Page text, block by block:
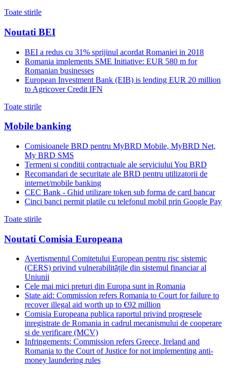
Toate stirile
Noutati BEI
BEI a redus cu 31% sprijinul acordat Romaniei in 2018
Romania implements SME Initiative: EUR 580 m for
Romanian businesses
European Investment Bank (EIB) is lending EUR 20 million
to Agricover Credit IFN
Toate stirile
Mobile banking
Comisioanele BRD pentru MyBRD Mobile, MyBRD Net,
My BRD SMS
Termeni si conditii contractuale ale serviciului You BRD
Recomandari de securitate ale BRD pentru utilizatorii de
internet/mobile banking
CEC Bank - Ghid utilizare token sub forma de card bancar
Cinci banci permit platile cu telefonul mobil prin Google Pay
Toate stirile
Noutati Comisia Europeana
Avertismentul Comitetului European pentru risc sistemic
(CERS) privind vulnerabilitățile din sistemul financiar al
Uniunii
Cele mai mici preturi din Europa sunt in Romania
State aid: Commission refers Romania to Court for failure to
recover illegal aid worth up to €92 million
Comisia Europeana publica raportul privind progresele
inregistrate de Romania in cadrul mecanismului de cooperare
si de verificare (MCV)
Infringements: Commission refers Greece, Ireland and
Romania to the Court of Justice for not implementing anti-
money laundering rules